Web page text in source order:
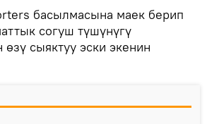
басылмасына маек берип
согуш түшүнүгү
сыяктуу эски экенин